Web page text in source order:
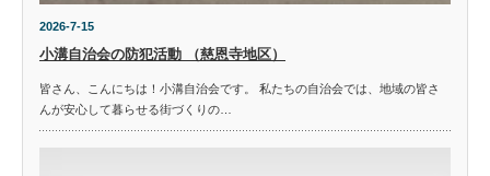
2026-7-15
小溝自治会の防犯活動 （慈恩寺地区）
皆さん、こんにちは！小溝自治会です。 私たちの自治会では、地域の皆さ
んが安心して暮らせる街づくりの…